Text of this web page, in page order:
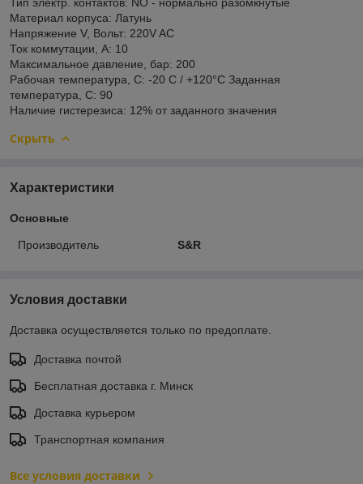
Материал корпуса: Латунь
Напряжение V, Вольт: 220V AC
Ток коммутации, А: 10
Максимальное давление, бар: 200
Рабочая температура, С: -20 С / +120°C Заданная
температура, С: 90
Наличие гистерезиса: 12% от заданного значения
Скрыть
Характеристики
Основные
Производитель S&R
Условия доставки
Доставка осуществляется только по предоплате.
Доставка почтой
Бесплатная доставка г. Минск
Доставка курьером
Транспортная компания
Все условия доставки